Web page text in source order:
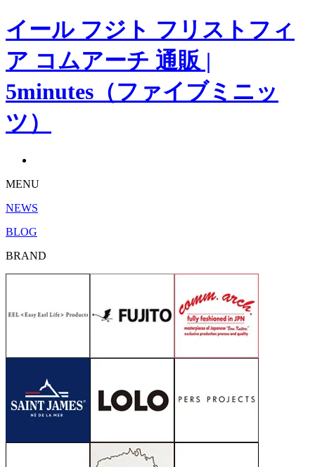
イール フジト フリストフィ
ア コムアーチ 通販 |
5minutes（ファイブミニッ
ツ）
MENU
NEWS
BLOG
BRAND